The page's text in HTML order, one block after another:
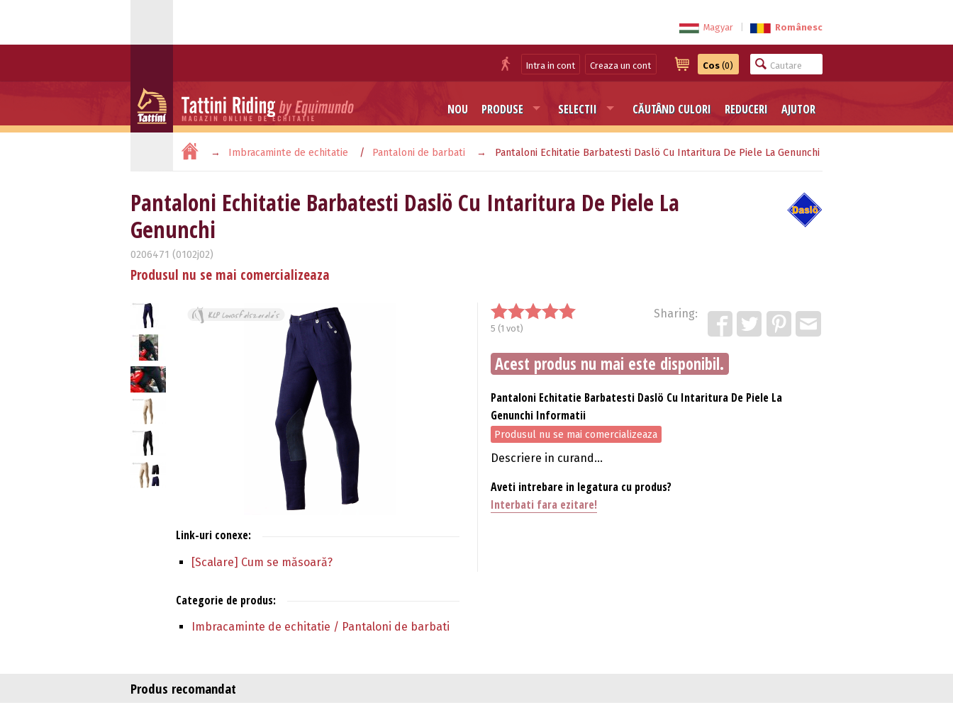
Magyar Românesc
Intra in cont Creaza un cont Cos (0)
NOU PRODUSE SELECTII CĂUTÂND CULORI REDUCERI AJUTOR
Imbracaminte de echitatie Pantaloni de barbati Pantaloni Echitatie Barbatesti Daslö Cu Intaritura De Piele La Genunchi
Pantaloni Echitatie Barbatesti Daslö Cu Intaritura De Piele La
Genunchi
0206471 (0102j02)
Produsul nu se mai comercializeaza
5 (1 vot)
Sharing:
Acest produs nu mai este disponibil.
Pantaloni Echitatie Barbatesti Daslö Cu Intaritura De Piele La
Genunchi Informatii
Produsul nu se mai comercializeaza
Descriere in curand...
Aveti intrebare in legatura cu produs?
Interbati fara ezitare!
Link-uri conexe:
[Scalare] Cum se măsoară?
Categorie de produs:
Imbracaminte de echitatie / Pantaloni de barbati
Produs recomandat